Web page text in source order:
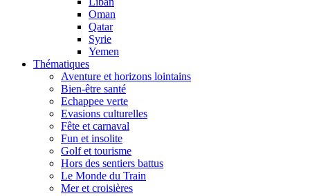
Oman
Qatar
Syrie
Yemen
Thématiques
Aventure et horizons lointains
Bien-être santé
Echappee verte
Evasions culturelles
Fête et carnaval
Fun et insolite
Golf et tourisme
Hors des sentiers battus
Le Monde du Train
Mer et croisières